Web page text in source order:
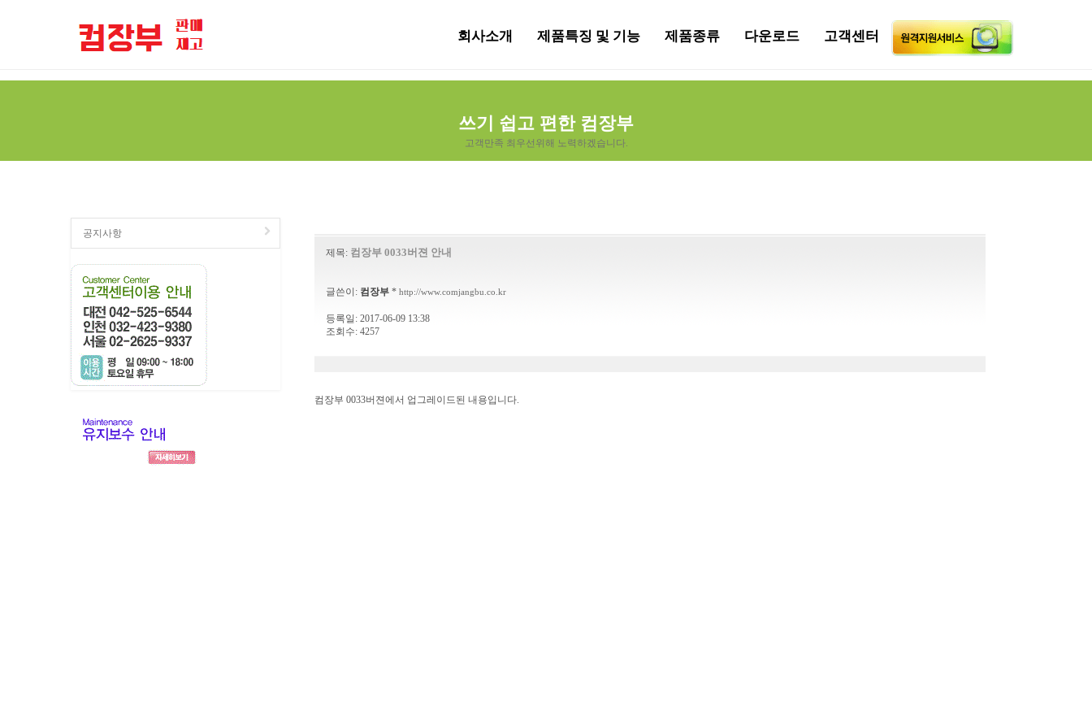
회사소개 제품특징 및 기능 제품종류 다운로드 고객센터
쓰기 쉽고 편한 컴장부
고객만족 최우선위해 노력하겠습니다.
공지사항
제목: 컴장부 0033버젼 안내
글쓴이: 컴장부 * http://www.comjangbu.co.kr
등록일: 2017-06-09 13:38
조회수: 4257
컴장부 0033버젼에서 업그레이드된 내용입니다.